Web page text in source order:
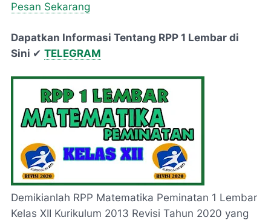
Pesan Sekarang
Dapatkan Informasi Tentang RPP 1 Lembar di
Sini ✔ TELEGRAM
Demikianlah RPP Matematika Peminatan 1 Lembar
Kelas XII Kurikulum 2013 Revisi Tahun 2020 yang